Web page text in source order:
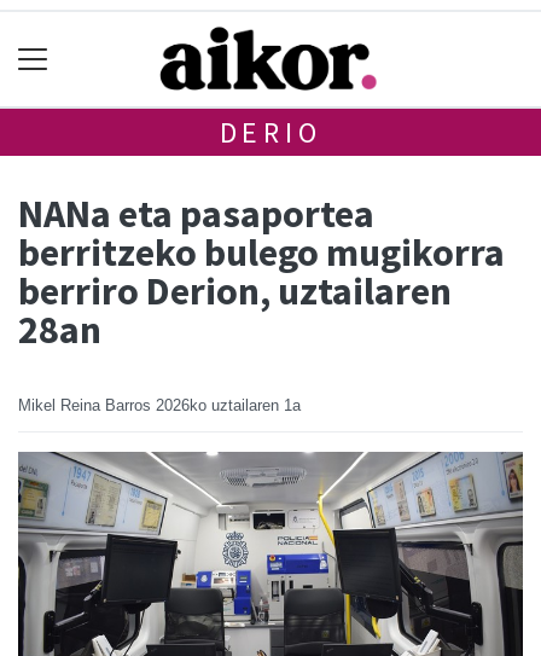
DERIO
NANa eta pasaportea
berritzeko bulego mugikorra
berriro Derion, uztailaren
28an
Mikel Reina Barros 2026ko uztailaren 1a